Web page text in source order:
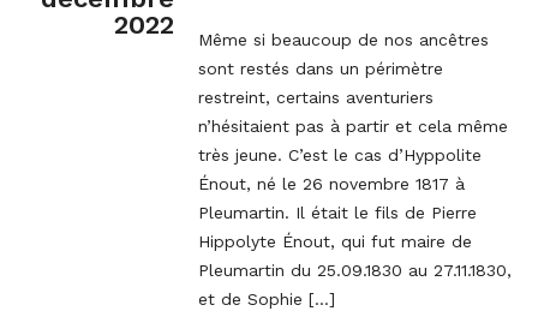
2022
Même si beaucoup de nos ancêtres
sont restés dans un périmètre
restreint, certains aventuriers
n’hésitaient pas à partir et cela même
très jeune. C’est le cas d’Hyppolite
Énout, né le 26 novembre 1817 à
Pleumartin. Il était le fils de Pierre
Hippolyte Énout, qui fut maire de
Pleumartin du 25.09.1830 au 27.11.1830,
et de Sophie […]